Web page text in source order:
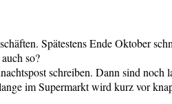
Spätestens Ende Oktober
so?
schreiben. Dann sind
im Supermarkt wird kurz vor